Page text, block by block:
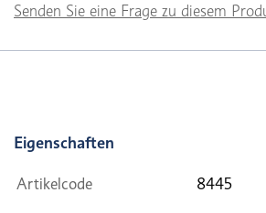
Senden Sie eine Frage zu diesem
Eigenschaften
Artikelcode 8445